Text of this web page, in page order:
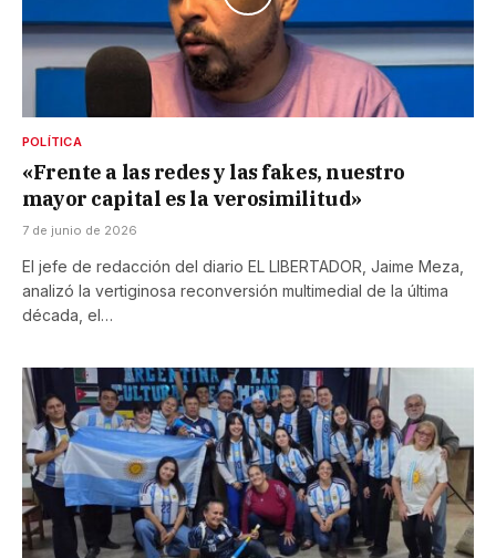
POLÍTICA
«Frente a las redes y las fakes, nuestro
mayor capital es la verosimilitud»
7 de junio de 2026
El jefe de redacción del diario EL LIBERTADOR, Jaime Meza,
analizó la vertiginosa reconversión multimedial de la última
década, el…